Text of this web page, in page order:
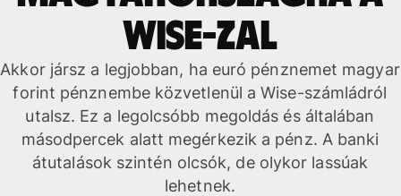
Wise-zal
Akkor jársz a legjobban, ha euró pénznemet magyar
forint pénznembe közvetlenül a Wise-számládról
utalsz. Ez a legolcsóbb megoldás és általában
másodpercek alatt megérkezik a pénz. A banki
átutalások szintén olcsók, de olykor lassúak
lehetnek.